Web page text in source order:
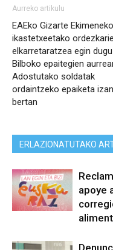
Aurreko artikulu
EAEko Gizarte Ekimeneko
ikastetxeetako
elkarretaratzea egin
Bilboko epaitegien
Adostutako soldatak
ordaintzeko epaiketa
bertan
ERLAZIONATUTAKO
apoye